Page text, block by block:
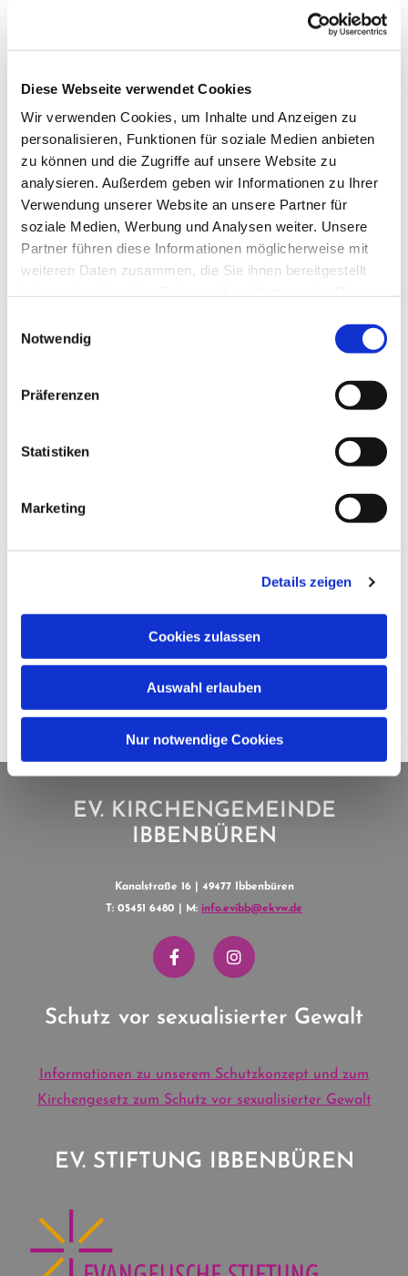
Diese Webseite verwendet Cookies
Wir verwenden Cookies, um Inhalte und Anzeigen zu
personalisieren, Funktionen für soziale Medien anbieten
zu können und die Zugriffe auf unsere Website zu
analysieren. Außerdem geben wir Informationen zu Ihrer
Verwendung unserer Website an unsere Partner für
soziale Medien, Werbung und Analysen weiter. Unsere
Partner führen diese Informationen möglicherweise mit
weiteren Daten zusammen, die Sie ihnen bereitgestellt
Notwendig
Präferenzen
Statistiken
Marketing
Details zeigen
Cookies zulassen
Auswahl erlauben
Nur notwendige Cookies
Dies könnte Sie auch
interessieren
EV. KIRCHENGEMEINDE
IBBENBÜREN
Kanalstraße 16 | 49477 Ibbenbüren
T: 05451 6480 | M: info.evibb@ekvw.de
Schutz vor sexualisierter Gewalt
Informationen zu unserem Schutzkonzept und zum
Kirchengesetz zum Schutz vor sexualisierter Gewalt
EV. STIFTUNG IBBENBÜREN